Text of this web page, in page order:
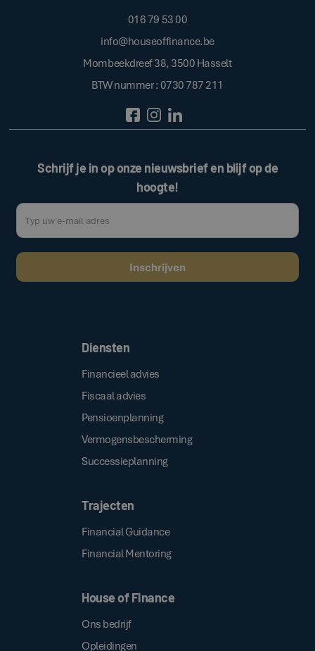
016 79 53 00
info@houseoffinance.be
Mombeekdreef 38, 3500 Hasselt
BTW nummer : 0730 787 211
Schrijf je in op onze nieuwsbrief en blijf op de
hoogte!
Diensten
Financieel advies
Fiscaal advies
Pensioenplanning
Vermogensbescherming
Successieplanning
Trajecten
Financial Guidance
Financial Mentoring
House of Finance
Ons bedrijf
Opleidingen